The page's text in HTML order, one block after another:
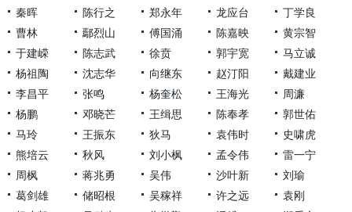
秦晖 陈行之 郑永年 龙应台
丁学良
曹林
鄢烈山 傅国涌 陈嘉映
黄宗智
于建嵘
陈志武 徐贲 郭宇宽
马立诚
杨祖陶
沈志华 向继东 赵汀阳
戴建业
李昌平
张鸣 杨奎松 王海光
周濂
杨鹏
邓晓芒 王缉思 陈奉孝
郭世佑
马玲
王振东 狄马 袁伟时
史啸虎
熊培云
秋风 刘小枫 孟令伟
雷一宁
周枫
蒋兆勇 吴伟 沙叶新
刘瑜
葛剑雄
储昭根 吴稼祥 许之远
袁刚